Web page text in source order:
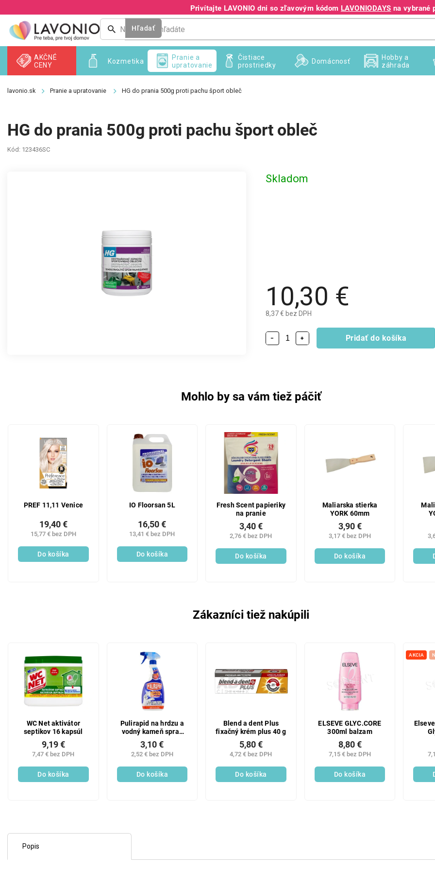
na
obsah
Privítajte LAVONIO dni so zľavovým kódom LAVONIODAYS na vybrané
+421 940 995 209
Hľadať
Kozmetika
AKČNÉ
CENY
Pranie a
upratovanie
Čistiace
prostriedky
Domácnosť
Hobby a
záhrada
Pranie a upratovanie HG do prania 500g proti pachu šport obleč
HG do prania 500g proti pachu šport obleč
Kód: 123436SC
10,30 €
8,37 € bez DPH
Skladom
+
− Pridať do košíka
Mohlo by sa vám tiež páčiť
PREF 11,11 Venice
15,77 € bez DPH
19,40 €
Do košíka
IO Floorsan 5L
13,41 € bez DPH
16,50 €
Do košíka
Fresh Scent papieriky
na pranie
2,76 € bez DPH
3,40 €
Do košíka
Maliarska stierka
YORK 60mm
3,17 € bez DPH
3,90 €
Do košíka
Zákazníci tiež nakúpili
WC Net aktivátor
septikov 16 kapsúl
7,47 € bez DPH
9,19 €
Do košíka
Pulirapid na hrdzu a
vodný kameň spray
500ml kúpeľne
kuchyne
2,52 € bez DPH
3,10 €
Do košíka
Blend a dent Plus
fixačný krém plus 40 g
4,72 € bez DPH
5,80 €
Do košíka
ELSEVE GLYC.CORE
300ml balzam
7,15 € bez DPH
8,80 €
Do košíka
AKCIA
Popis